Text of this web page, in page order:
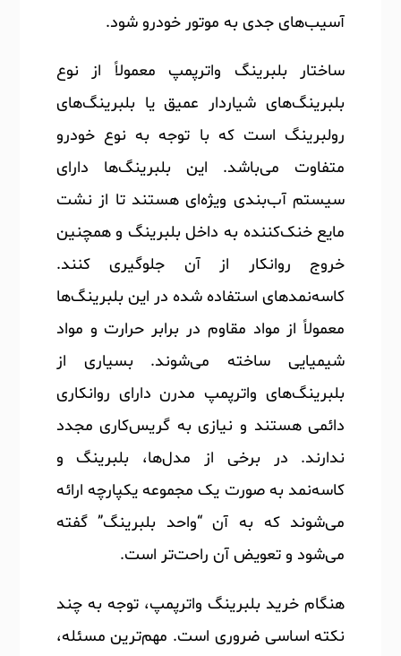
آسیب‌های جدی به موتور خودرو شود.
ساختار بلبرینگ واترپمپ معمولاً از نوع
بلبرینگ‌های شیاردار عمیق یا بلبرینگ‌های
رولبرینگ است که با توجه به نوع خودرو
متفاوت می‌باشد. این بلبرینگ‌ها دارای
سیستم آب‌بندی ویژه‌ای هستند تا از نشت
مایع خنک‌کننده به داخل بلبرینگ و همچنین
خروج روانکار از آن جلوگیری کنند.
کاسه‌نمدهای استفاده شده در این بلبرینگ‌ها
معمولاً از مواد مقاوم در برابر حرارت و مواد
شیمیایی ساخته می‌شوند. بسیاری از
بلبرینگ‌های واترپمپ مدرن دارای روانکاری
دائمی هستند و نیازی به گریس‌کاری مجدد
ندارند. در برخی از مدل‌ها، بلبرینگ و
کاسه‌نمد به صورت یک مجموعه یکپارچه ارائه
می‌شوند که به آن “واحد بلبرینگ” گفته
می‌شود و تعویض آن راحت‌تر است.
هنگام خرید بلبرینگ واترپمپ، توجه به چند
نکته اساسی ضروری است. مهم‌ترین مسئله،